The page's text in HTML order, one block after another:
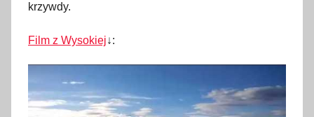
krzywdy.
Film z Wysokiej↓: